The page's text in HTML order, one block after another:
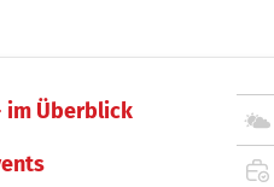
im Überblick